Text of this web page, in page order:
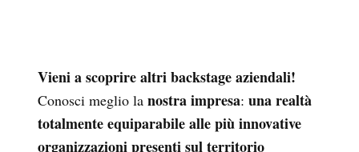
Vieni a scoprire altri backstage aziendali!
Conosci meglio la nostra impresa: una realtà
totalmente equiparabile alle più innovative
organizzazioni presenti sul territorio